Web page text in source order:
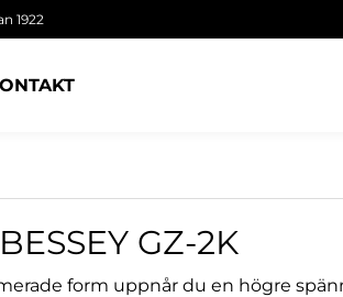
1922
GZ-2K
form uppnår du en högre